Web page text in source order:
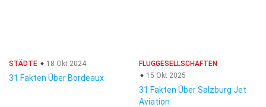
STÄDTE 18 Okt 2024
31 Fakten Über Bordeaux
FLUGGESELLSCHAFTEN
15 Okt 2025
31 Fakten Über Salzburg Jet
Aviation